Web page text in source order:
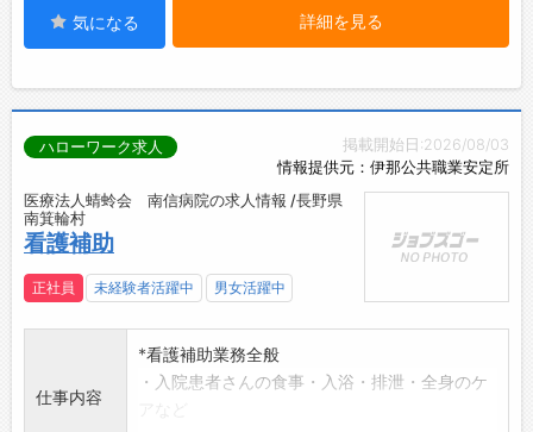
気になる 詳細を見る
掲載開始日:2026/08/03
情報提供元：伊那公共職業安定所
ハローワーク求人
医療法人蜻蛉会 南信病院の求人情報 /長野県
南箕輪村
看護補助
正社員 未経験者活躍中 男女活躍中
仕事内容
*看護補助業務全般
・入院患者さんの食事・入浴・排泄・全身のケ